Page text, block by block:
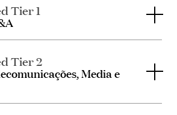
Tier 1
Tier 2
Media e